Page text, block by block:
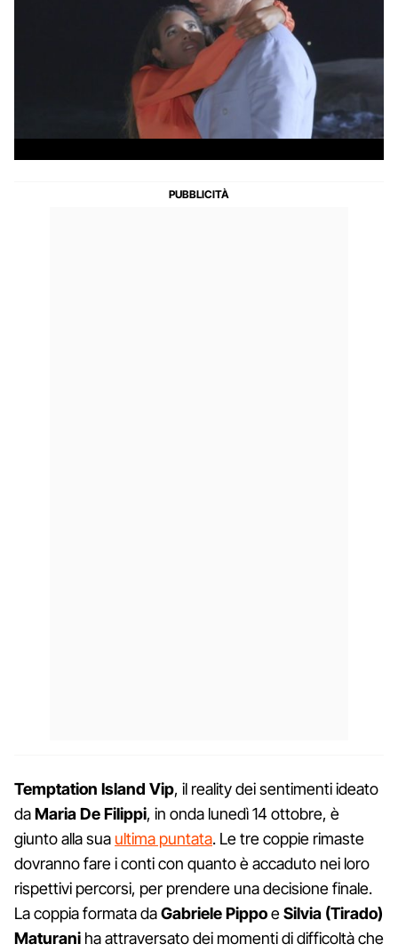
Temptation Island Vip, il reality dei sentimenti ideato
daMaria De Filippi, in onda lunedì 14 ottobre, è
giunto alla sua ultima puntata. Le tre coppie rimaste
dovranno fare i conti con quanto è accaduto nei loro
rispettivi percorsi, per prendere una decisione finale.
La coppia formata daGabriele PippoeSilvia (Tirado)
Maturani ha attraversato dei momenti di difficoltà che